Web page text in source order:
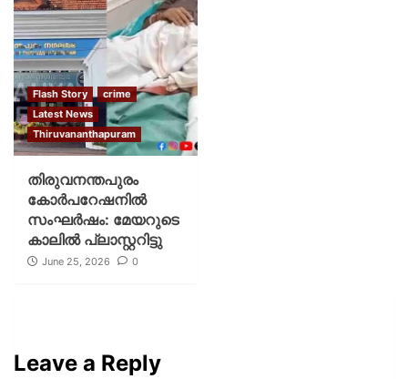
Flash Story
crime
Latest News
Thiruvananthapuram
തിരുവനന്തപുരം
കോര്‍പറേഷനില്‍
സംഘര്‍ഷം: മേയറുടെ
കാലില്‍ പ്ലാസ്റ്ററിട്ടു
June 25, 2026 0
Leave a Reply